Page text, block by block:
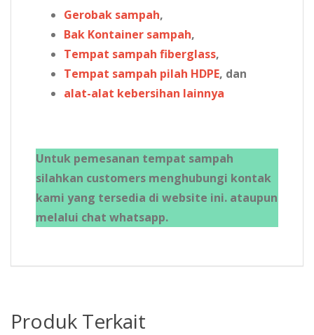
Gerobak sampah,
Bak Kontainer sampah,
Tempat sampah fiberglass,
Tempat sampah pilah HDPE, dan
alat-alat kebersihan lainnya
Untuk pemesanan tempat sampah
silahkan customers menghubungi kontak
kami yang tersedia di website ini. ataupun
melalui chat whatsapp.
Produk Terkait